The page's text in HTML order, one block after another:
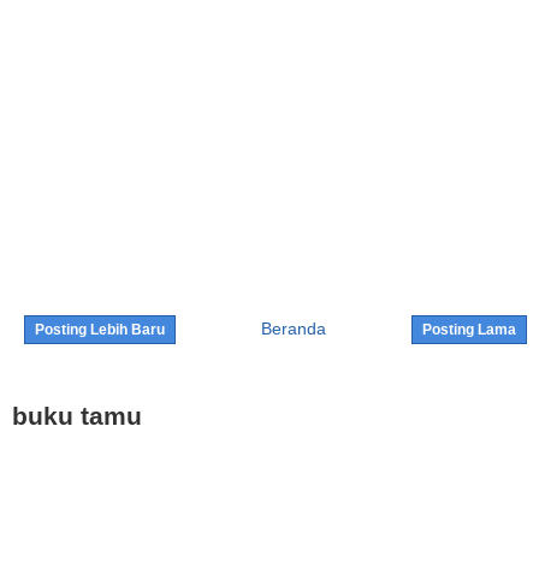
Posting Lebih Baru Posting Lama
Beranda
buku tamu